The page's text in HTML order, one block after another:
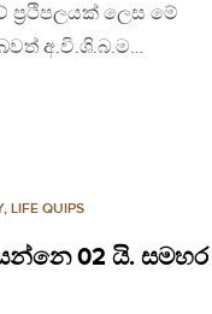
ලෙස මේ
අ.වි.ශි.බ.ම…
, LIFE QUIPS
02 යි. සමහර